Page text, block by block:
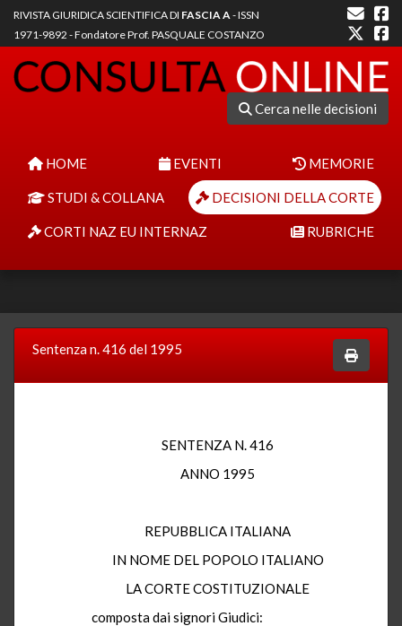
RIVISTA GIURIDICA SCIENTIFICA DI FASCIA A- ISSN
1971-9892 - Fondatore Prof. PASQUALE COSTANZO
Cerca nelle decisioni
HOME EVENTI MEMORIE
STUDI & COLLANA DECISIONI DELLA CORTE
CORTI NAZ EU INTERNAZ RUBRICHE
Sentenza n. 416 del 1995
SENTENZA N. 416
ANNO 1995
REPUBBLICA ITALIANA
IN NOME DEL POPOLO ITALIANO
LA CORTE COSTITUZIONALE
composta dai signori Giudici: